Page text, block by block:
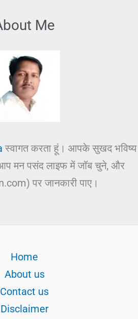
Me
स्वागत करता हूं। आपके सुखद भविष्य
मन पसंद लाइफ में जॉब चुने, और
पर जानकारी पाए।
Home
About us
Contact us
Disclaimer